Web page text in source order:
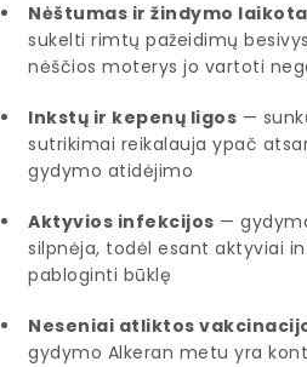
Nėštumas ir žindymo
sukelti rimtų pažeidimų
nėščios moterys jo vartoti
Inkstų ir kepenų ligos —
sutrikimai reikalauja ypač
gydymo atidėjimo
Aktyvios infekcijos —
silpnėja, todėl esant aktyviai
pabloginti būklę
Neseniai atliktos
gydymo Alkeran metu yra